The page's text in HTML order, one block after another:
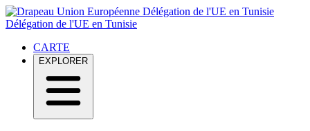
Délégation de l'UE en Tunisie
Délégation de l'UE en Tunisie
CARTE
EXPLORER